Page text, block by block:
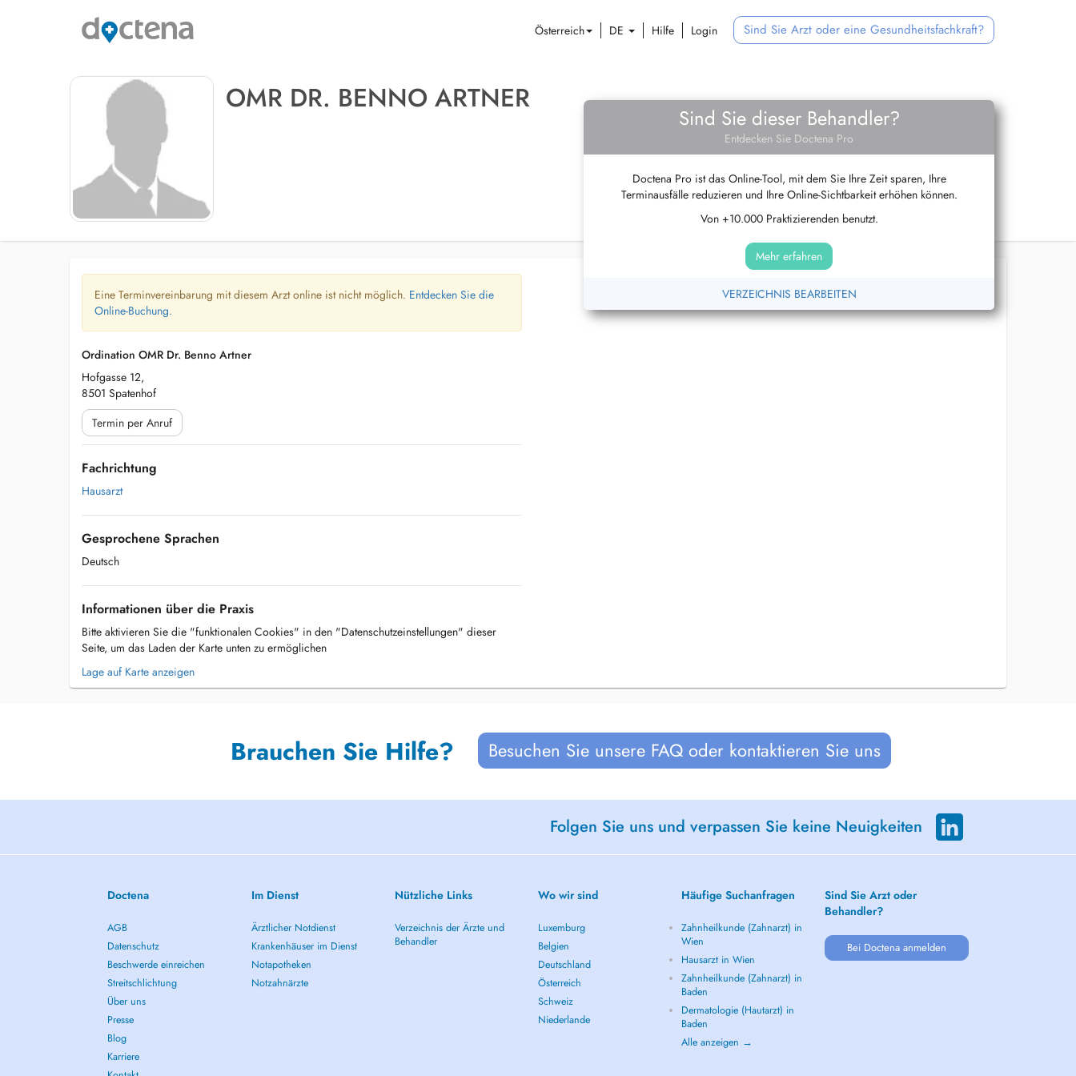
Österreich DE Hilfe Login Sind Sie Arzt oder eine Gesundheitsfachkraft?
OMR DR. BENNO ARTNER
Sind Sie dieser Behandler?
Entdecken Sie Doctena Pro
Doctena Pro ist das Online-Tool, mit dem Sie Ihre Zeit sparen, Ihre
Terminausfälle reduzieren und Ihre Online-Sichtbarkeit erhöhen können.
Von +10.000 Praktizierenden benutzt.
Mehr erfahren
VERZEICHNIS BEARBEITEN
Eine Terminvereinbarung mit diesem Arzt online ist nicht möglich. Entdecken Sie die
Online-Buchung.
Ordination OMR Dr. Benno Artner
Hofgasse 12,
8501 Spatenhof
Termin per Anruf
Fachrichtung
Hausarzt
Gesprochene Sprachen
Deutsch
Informationen über die Praxis
Bitte aktivieren Sie die "funktionalen Cookies" in den "Datenschutzeinstellungen" dieser
Seite, um das Laden der Karte unten zu ermöglichen
Lage auf Karte anzeigen
Brauchen Sie Hilfe? Besuchen Sie unsere FAQ oder kontaktieren Sie uns
Folgen Sie uns und verpassen Sie keine Neuigkeiten
Doctena
AGB
Datenschutz
Beschwerde einreichen
Streitschlichtung
Über uns
Presse
Blog
Karriere
Im Dienst
Ärztlicher Notdienst
Krankenhäuser im Dienst
Notapotheken
Notzahnärzte
Nützliche Links
Verzeichnis der Ärzte und
Behandler
Wo wir sind
Luxemburg
Belgien
Deutschland
Österreich
Schweiz
Niederlande
Häufige Suchanfragen
Zahnheilkunde (Zahnarzt) in
Wien
Hausarzt in Wien
Zahnheilkunde (Zahnarzt) in
Baden
Dermatologie (Hautarzt) in
Baden
Alle anzeigen →
Sind Sie Arzt oder
Behandler?
Bei Doctena anmelden